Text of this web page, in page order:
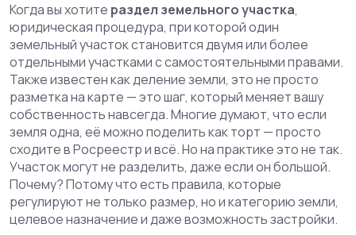
Когда вы хотите раздел земельного участка,
юридическая процедура, при которой один
земельный участок становится двумя или более
отдельными участками с самостоятельными правами.
Также известен какделение земли, это не просто
разметка на карте — это шаг, который меняет вашу
собственность навсегда.Многие думают, что если
земля одна, её можно поделить как торт — просто
сходите в Росреестр и всё. Но на практике это не так.
Участок могут не разделить, даже если он большой.
Почему? Потому что есть правила, которые
регулируют не только размер, но и категорию земли,
целевое назначение и даже возможность застройки.